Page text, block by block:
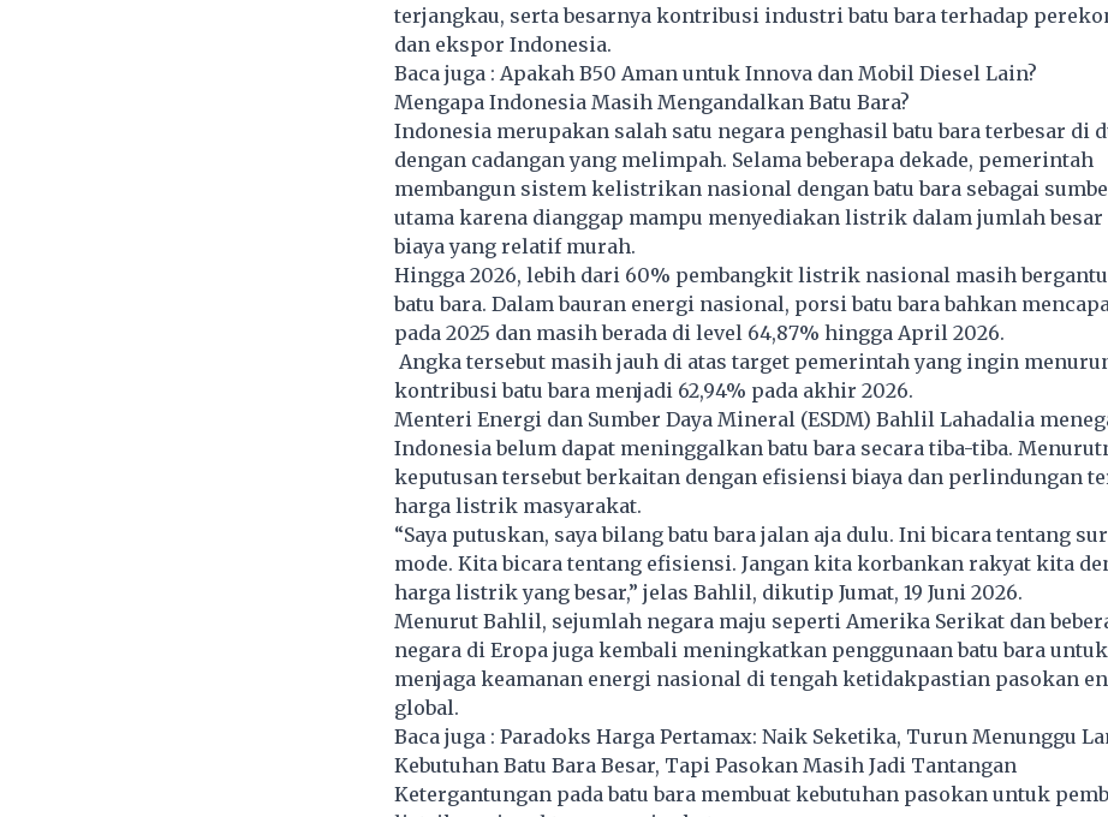
terjangkau, serta besarnya kontribusi industri batu bara terhadap
dan ekspor Indonesia.
Baca juga : Apakah B50 Aman untuk Innova dan Mobil Diesel Lain?
Mengapa Indonesia Masih Mengandalkan Batu Bara?
Indonesia merupakan salah satu negara penghasil batu bara terbesar di
dengan cadangan yang melimpah. Selama beberapa dekade, pemerintah
membangun sistem kelistrikan nasional dengan batu bara sebagai
utama karena dianggap mampu menyediakan listrik dalam jumlah besar
biaya yang relatif murah.
Hingga 2026, lebih dari 60% pembangkit listrik nasional masih
batu bara. Dalam bauran energi nasional, porsi batu bara bahkan
pada 2025 dan masih berada di level 64,87% hingga April 2026.
Angka tersebut masih jauh di atas target pemerintah yang ingin
kontribusi batu bara menjadi 62,94% pada akhir 2026.
Menteri Energi dan Sumber Daya Mineral (ESDM) Bahlil Lahadalia
Indonesia belum dapat meninggalkan batu bara secara tiba-tiba.
keputusan tersebut berkaitan dengan efisiensi biaya dan perlindungan
harga listrik masyarakat.
“Saya putuskan, saya bilang batu bara jalan aja dulu. Ini bicara tentang
mode. Kita bicara tentang efisiensi. Jangan kita korbankan rakyat kita
harga listrik yang besar,” jelas Bahlil, dikutip Jumat, 19 Juni 2026.
Menurut Bahlil, sejumlah negara maju seperti Amerika Serikat dan
negara di Eropa juga kembali meningkatkan penggunaan batu bara untuk
menjaga keamanan energi nasional di tengah ketidakpastian pasokan
global.
Baca juga : Paradoks Harga Pertamax: Naik Seketika, Turun Menunggu
Kebutuhan Batu Bara Besar, Tapi Pasokan Masih Jadi Tantangan
Ketergantungan pada batu bara membuat kebutuhan pasokan untuk